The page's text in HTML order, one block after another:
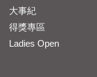
大事紀
得獎專區
Ladies Open